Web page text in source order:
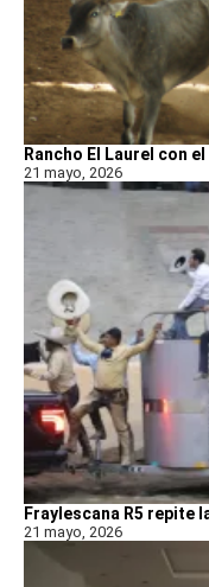
Rancho El Laurel con
21 mayo, 2026
Fraylescana R5 repite
21 mayo, 2026